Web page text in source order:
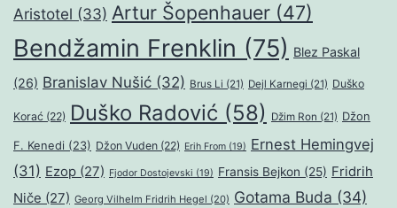
Aristotel (33) Artur Šopenhauer (47)
Bendžamin Frenklin (75) Blez Paskal
(26) Branislav Nušić (32) Brus Li (21) Dejl Karnegi (21) Duško
Korać (22) Duško Radović (58) Džim Ron (21) Džon
F. Kenedi (23) Džon Vuden (22) Erih From (19) Ernest Hemingvej
(31) Ezop (27) Fjodor Dostojevski (19) Fransis Bejkon (25) Fridrih
Niče (27) Georg Vilhelm Fridrih Hegel (20) Gotama Buda (34)